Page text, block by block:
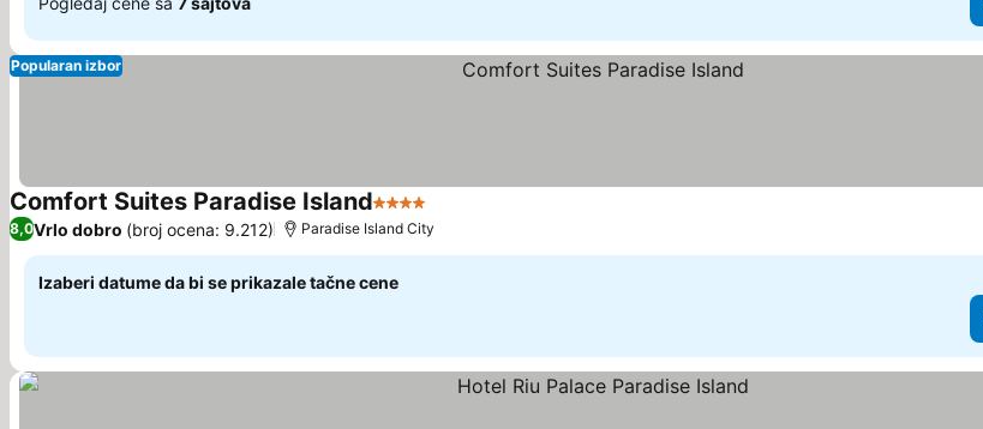
Popularan izbor
Comfort Suites Paradise Island4 Zvezdice
8,0Vrlo dobro (broj ocena: 9.212) Paradise Island City
Izaberi datume da bi se prikazale tačne cene